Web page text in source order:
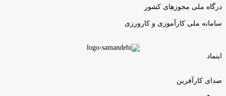
درگاه ملی مجوزهای کشور
سامانه ملی کارآموزی و کارورزی
اینماد
صدای کارآفرین